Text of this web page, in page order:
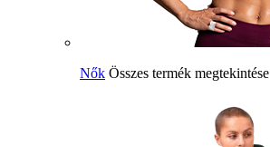
Nők Összes termék megtekintése